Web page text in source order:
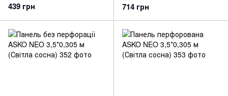
439 грн 714 грн